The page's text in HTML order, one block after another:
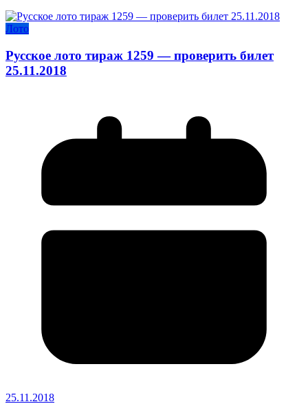
Лото
Русское лото тираж 1259 — проверить билет
25.11.2018
25.11.2018